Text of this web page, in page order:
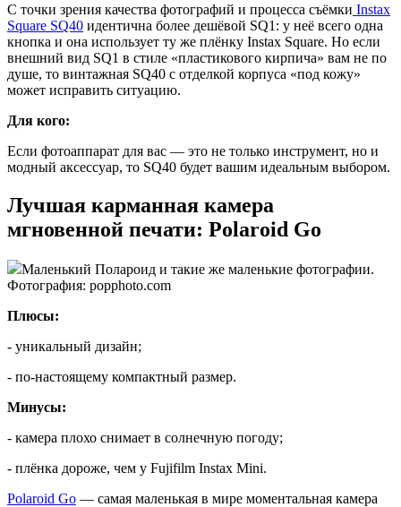
С точки зрения качества фотографий и процесса съёмки Instax
Square SQ40 идентична более дешёвой SQ1: у неё всего одна
кнопка и она использует ту же плёнку Instax Square. Но если
внешний вид SQ1 в стиле «пластикового кирпича» вам не по
душе, то винтажная SQ40 с отделкой корпуса «под кожу»
может исправить ситуацию.
Для кого:
Если фотоаппарат для вас — это не только инструмент, но и
модный аксессуар, то SQ40 будет вашим идеальным выбором.
Лучшая карманная камера
мгновенной печати: Polaroid Go
Маленький Полароид и такие же маленькие фотографии.
Фотография: popphoto.com
Плюсы:
- уникальный дизайн;
- по-настоящему компактный размер.
Минусы:
- камера плохо снимает в солнечную погоду;
- плёнка дороже, чем у Fujifilm Instax Mini.
Polaroid Go — самая маленькая в мире моментальная камера